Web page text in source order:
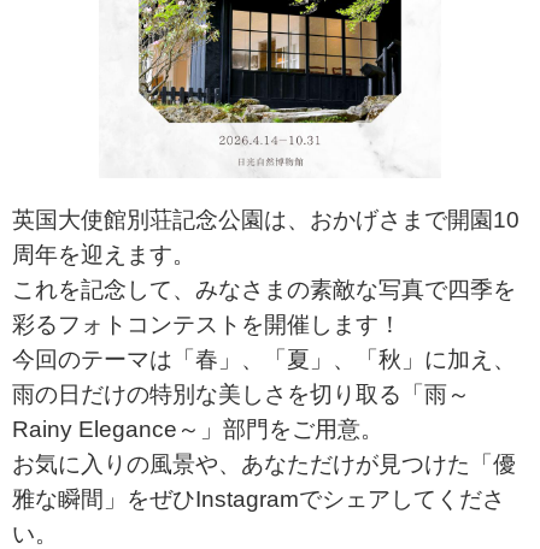
英国大使館別荘記念公園は、おかげさまで開園10
周年を迎えます。
これを記念して、みなさまの素敵な写真で四季を
彩るフォトコンテストを開催します！
今回のテーマは「春」、「夏」、「秋」に加え、
雨の日だけの特別な美しさを切り取る「雨～
Rainy Elegance～」部門をご用意。
お気に入りの風景や、あなただけが見つけた「優
雅な瞬間」をぜひInstagramでシェアしてくださ
い。